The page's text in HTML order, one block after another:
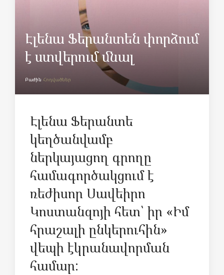
Էլենա Ֆերանտեն փորձում
է ստվերում մնալ
Բաժին Հոդվածներ
Էլենա Ֆերանտե
կեղծանվամբ
ներկայացող գրողը
համագործակցում է
ռեժիսոր Սավեիրո
Կոստանզոյի հետ՝ իր «Իմ
հրաշալի ընկերուհին»
վեպի էկրանավորման
համար: